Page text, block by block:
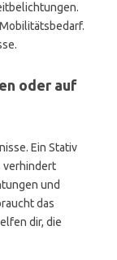
oder auf
Ein Stativ
verhindert
und
das
dir, die